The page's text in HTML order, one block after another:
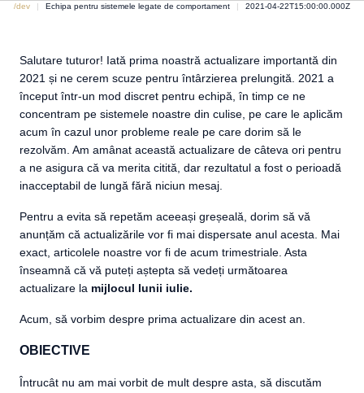
/dev Echipa pentru sistemele legate de comportament 2021-04-22T15:00:00.000Z
Salutare tuturor! Iată prima noastră actualizare importantă din
2021 și ne cerem scuze pentru întârzierea prelungită. 2021 a
început într-un mod discret pentru echipă, în timp ce ne
concentram pe sistemele noastre din culise, pe care le aplicăm
acum în cazul unor probleme reale pe care dorim să le
rezolvăm. Am amânat această actualizare de câteva ori pentru
a ne asigura că va merita citită, dar rezultatul a fost o perioadă
inacceptabil de lungă fără niciun mesaj.
Pentru a evita să repetăm aceeași greșeală, dorim să vă
anunțăm că actualizările vor fi mai dispersate anul acesta. Mai
exact, articolele noastre vor fi de acum trimestriale. Asta
înseamnă că vă puteți aștepta să vedeți următoarea
actualizare la mijlocul lunii iulie.
Acum, să vorbim despre prima actualizare din acest an.
OBIECTIVE
Întrucât nu am mai vorbit de mult despre asta, să discutăm